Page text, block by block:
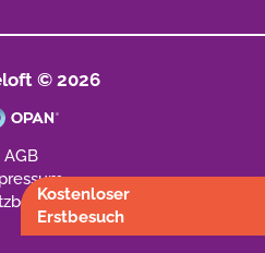
Kostenloser
Erstbesuch
© 2026
AGB